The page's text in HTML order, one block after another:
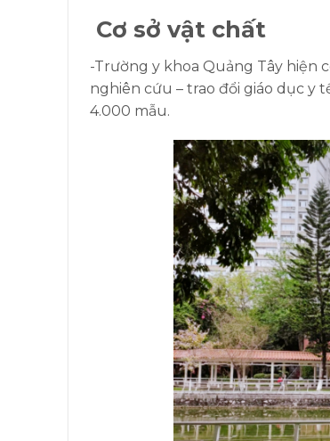
Cơ sở vật chất
-Trường y khoa Quảng Tây hiện
nghiên cứu – trao đổi giáo dục y
4.000 mẫu.